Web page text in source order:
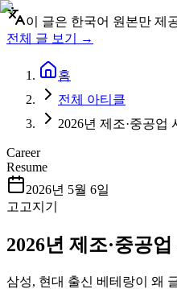
이 글은 한국어 원본만 제
전체 글 보기 →
홈
전체 아티클
2026년 제조·중공업
Career
Resume
2026년 5월 6일
고고지기
2026년 제조·중공
삼성, 현대 출신 베테랑이 왜